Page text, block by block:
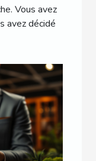
Vous avez
avez décidé